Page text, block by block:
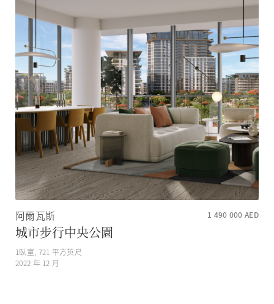
阿爾瓦斯 1 490 000 AED
城市步行中央公園
1臥室, 721 平方英尺
2022 年 12 月